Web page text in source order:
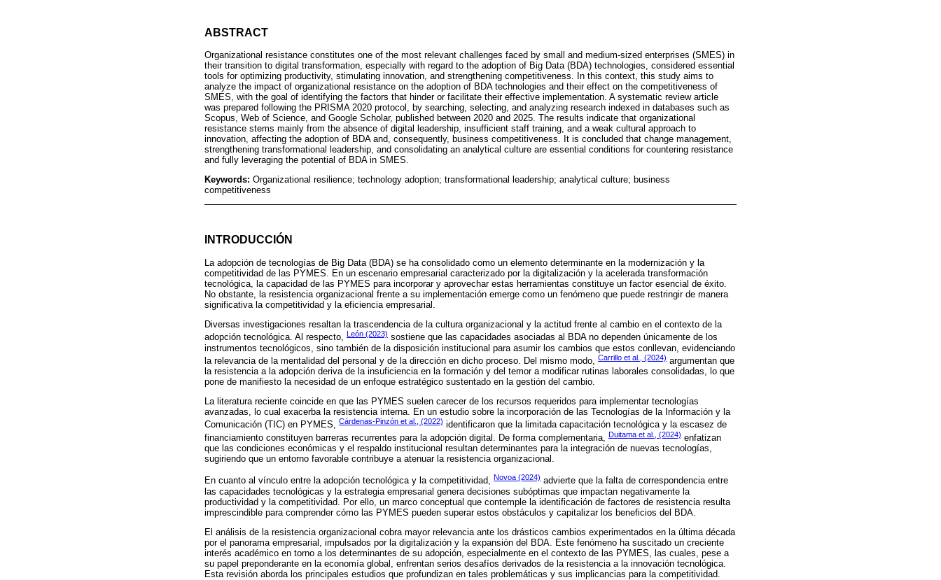
ABSTRACT
Organizational resistance constitutes one of the most relevant challenges faced by small and medium-sized enterprises (SMES) in
their transition to digital transformation, especially with regard to the adoption of Big Data (BDA) technologies, considered essential
tools for optimizing productivity, stimulating innovation, and strengthening competitiveness. In this context, this study aims to
analyze the impact of organizational resistance on the adoption of BDA technologies and their effect on the competitiveness of
SMES, with the goal of identifying the factors that hinder or facilitate their effective implementation. A systematic review article
was prepared following the PRISMA 2020 protocol, by searching, selecting, and analyzing research indexed in databases such as
Scopus, Web of Science, and Google Scholar, published between 2020 and 2025. The results indicate that organizational
resistance stems mainly from the absence of digital leadership, insufficient staff training, and a weak cultural approach to
innovation, affecting the adoption of BDA and, consequently, business competitiveness. It is concluded that change management,
strengthening transformational leadership, and consolidating an analytical culture are essential conditions for countering resistance
and fully leveraging the potential of BDA in SMES.
Keywords: Organizational resilience; technology adoption; transformational leadership; analytical culture; business
competitiveness
INTRODUCCIÓN
La adopción de tecnologías de Big Data (BDA) se ha consolidado como un elemento determinante en la modernización y la
competitividad de las PYMES. En un escenario empresarial caracterizado por la digitalización y la acelerada transformación
tecnológica, la capacidad de las PYMES para incorporar y aprovechar estas herramientas constituye un factor esencial de éxito.
No obstante, la resistencia organizacional frente a su implementación emerge como un fenómeno que puede restringir de manera
significativa la competitividad y la eficiencia empresarial.
Diversas investigaciones resaltan la trascendencia de la cultura organizacional y la actitud frente al cambio en el contexto de la
adopción tecnológica. Al respecto, León (2023) sostiene que las capacidades asociadas al BDA no dependen únicamente de los
instrumentos tecnológicos, sino también de la disposición institucional para asumir los cambios que estos conllevan, evidenciando
la relevancia de la mentalidad del personal y de la dirección en dicho proceso. Del mismo modo, Carrillo et al., (2024) argumentan que
la resistencia a la adopción deriva de la insuficiencia en la formación y del temor a modificar rutinas laborales consolidadas, lo que
pone de manifiesto la necesidad de un enfoque estratégico sustentado en la gestión del cambio.
La literatura reciente coincide en que las PYMES suelen carecer de los recursos requeridos para implementar tecnologías
avanzadas, lo cual exacerba la resistencia interna. En un estudio sobre la incorporación de las Tecnologías de la Información y la
Comunicación (TIC) en PYMES, Cárdenas-Pinzón et al., (2022) identificaron que la limitada capacitación tecnológica y la escasez de
financiamiento constituyen barreras recurrentes para la adopción digital. De forma complementaria, Duitama et al., (2024) enfatizan
que las condiciones económicas y el respaldo institucional resultan determinantes para la integración de nuevas tecnologías,
sugiriendo que un entorno favorable contribuye a atenuar la resistencia organizacional.
En cuanto al vínculo entre la adopción tecnológica y la competitividad, Novoa (2024) advierte que la falta de correspondencia entre
las capacidades tecnológicas y la estrategia empresarial genera decisiones subóptimas que impactan negativamente la
productividad y la competitividad. Por ello, un marco conceptual que contemple la identificación de factores de resistencia resulta
imprescindible para comprender cómo las PYMES pueden superar estos obstáculos y capitalizar los beneficios del BDA.
El análisis de la resistencia organizacional cobra mayor relevancia ante los drásticos cambios experimentados en la última década
por el panorama empresarial, impulsados por la digitalización y la expansión del BDA. Este fenómeno ha suscitado un creciente
interés académico en torno a los determinantes de su adopción, especialmente en el contexto de las PYMES, las cuales, pese a
su papel preponderante en la economía global, enfrentan serios desafíos derivados de la resistencia a la innovación tecnológica.
Esta revisión aborda los principales estudios que profundizan en tales problemáticas y sus implicancias para la competitividad.